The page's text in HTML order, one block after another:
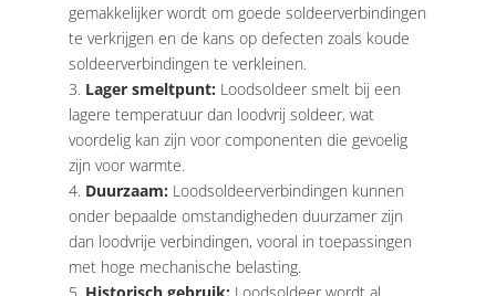
gemakkelijker wordt om goede soldeerverbindingen
te verkrijgen en de kans op defecten zoals koude
soldeerverbindingen te verkleinen.
Lager smeltpunt: Loodsoldeer smelt bij een
lagere temperatuur dan loodvrij soldeer, wat
voordelig kan zijn voor componenten die gevoelig
zijn voor warmte.
Duurzaam: Loodsoldeerverbindingen kunnen
onder bepaalde omstandigheden duurzamer zijn
dan loodvrije verbindingen, vooral in toepassingen
met hoge mechanische belasting.
Historisch gebruik: Loodsoldeer wordt al